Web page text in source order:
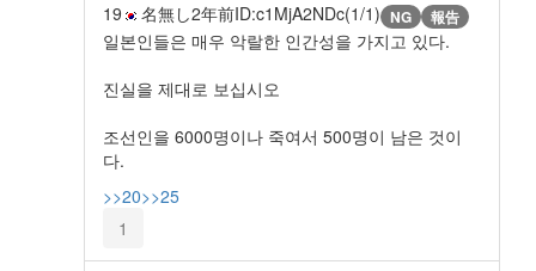
19 名無し2年前ID:c1MjA2NDc(1/1) NG 報告
일본인들은 매우 악랄한 인간성을 가지고 있다.
진실을 제대로 보십시오
조선인을 6000명이나 죽여서 500명이 남은 것이
다.
>>20>>25
1